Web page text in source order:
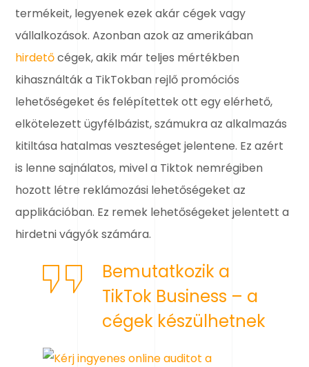
termékeit, legyenek ezek akár cégek vagy
vállalkozások. Azonban azok az amerikában
hirdetőcégek, akik már teljes mértékben
kihasználták a TikTokban rejlő promóciós
lehetőségeket és felépítettek ott egy elérhető,
elkötelezett ügyfélbázist, számukra az alkalmazás
kitiltása hatalmas veszteséget jelentene. Ez azért
is lenne sajnálatos, mivel a Tiktok nemrégiben
hozott létre reklámozási lehetőségeket az
applikációban. Ez remek lehetőségeket jelentett a
hirdetni vágyók számára.
Bemutatkozik a
TikTok Business – a
cégek készülhetnek